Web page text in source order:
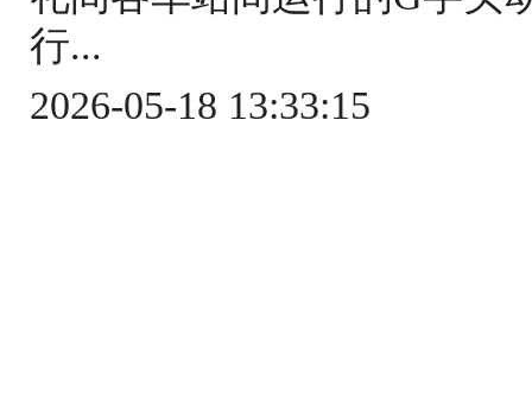
行...
2026-05-18 13:33:15